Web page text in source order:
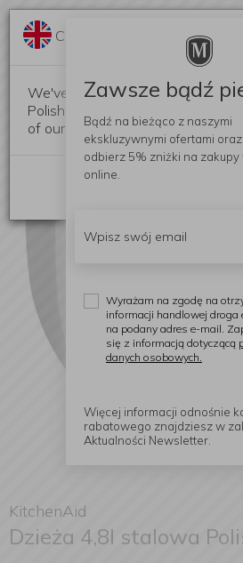
KitchenAid
Dzieża 4,8l stalowa
Change language?
We've detected that your
Polish. Would you like to switch
of our website?
Zawsze bądź
Bądź na bieżąco z naszymi
ekskluzywnymi ofertami
odbierz 5% zniżki na zakupy
online.
Wyrażam na zgodę na
informacji handlowej droga
na podany adres e-mail.
się z informacją dotyczącą
danych osobowych.
Więcej informacji odnośnie
rabatowego znajdziesz w
Aktualności Newsletter.